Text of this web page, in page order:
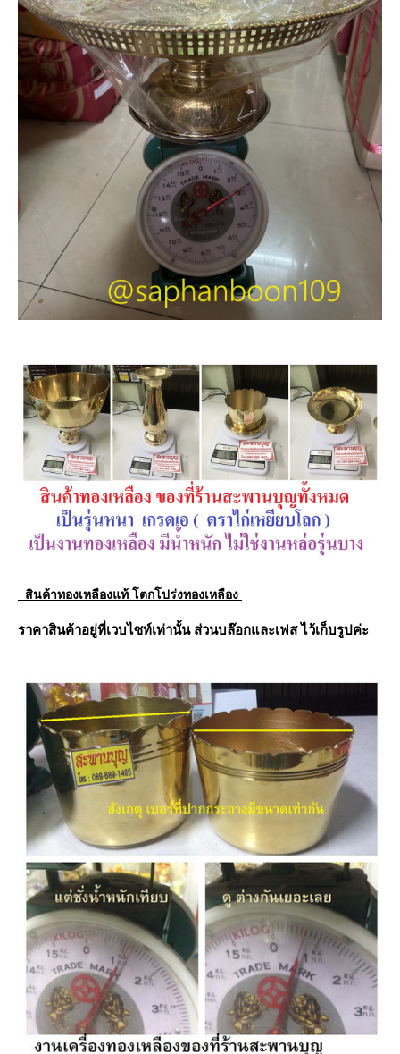
สินค้าทองเหลืองแท้ โตกโปร่งทองเหลือง
ราคาสินค้าอยู่ที่เวบไซท์เท่านั้น ส่วนบล๊อกและเฟส ไว้เก็บรูปค่ะ